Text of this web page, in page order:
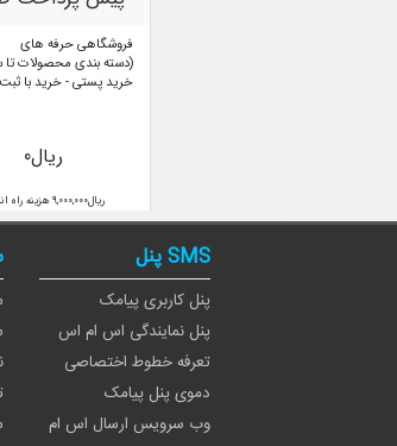
SMS پنل
پنل کاربری پیامک
پنل نمایندگی اس ام اس
تعرفه خطوط اختصاصی
دموی پنل پیامک
وب سرویس ارسال اس ام